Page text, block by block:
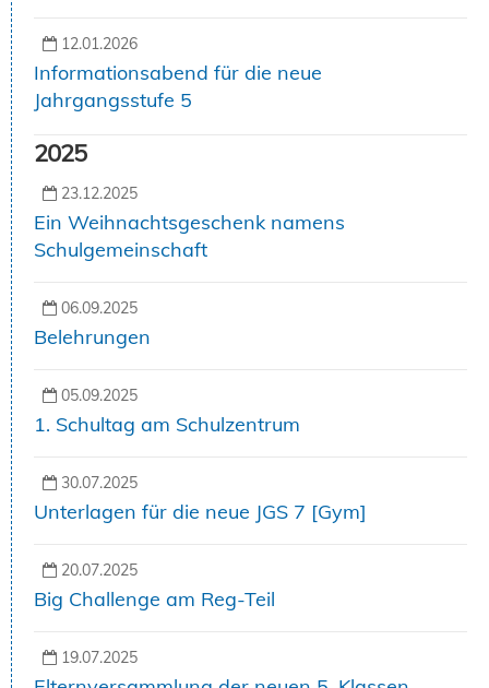
12.01.2026
Informationsabend für die neue
Jahrgangsstufe 5
2025
23.12.2025
Ein Weihnachtsgeschenk namens
Schulgemeinschaft
06.09.2025
Belehrungen
05.09.2025
1. Schultag am Schulzentrum
30.07.2025
Unterlagen für die neue JGS 7 [Gym]
20.07.2025
Big Challenge am Reg-Teil
19.07.2025